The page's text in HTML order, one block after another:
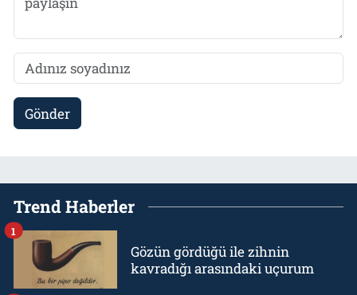
Gönder
Trend Haberler
Gözün gördüğü ile zihnin
kavradığı arasındaki uçurum
1